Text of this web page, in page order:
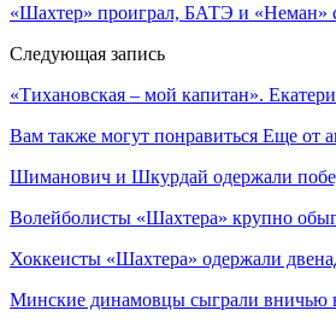
«Шахтер» проиграл, БАТЭ и «Неман»
Следующая запись
«Тихановская – мой капитан».
Вам также могут понравиться Еще от
Шиманович и Шкурдай одержали
Волейболисты «Шахтера» крупно
Хоккеисты «Шахтера» одержали
Минские динамовцы сыграли